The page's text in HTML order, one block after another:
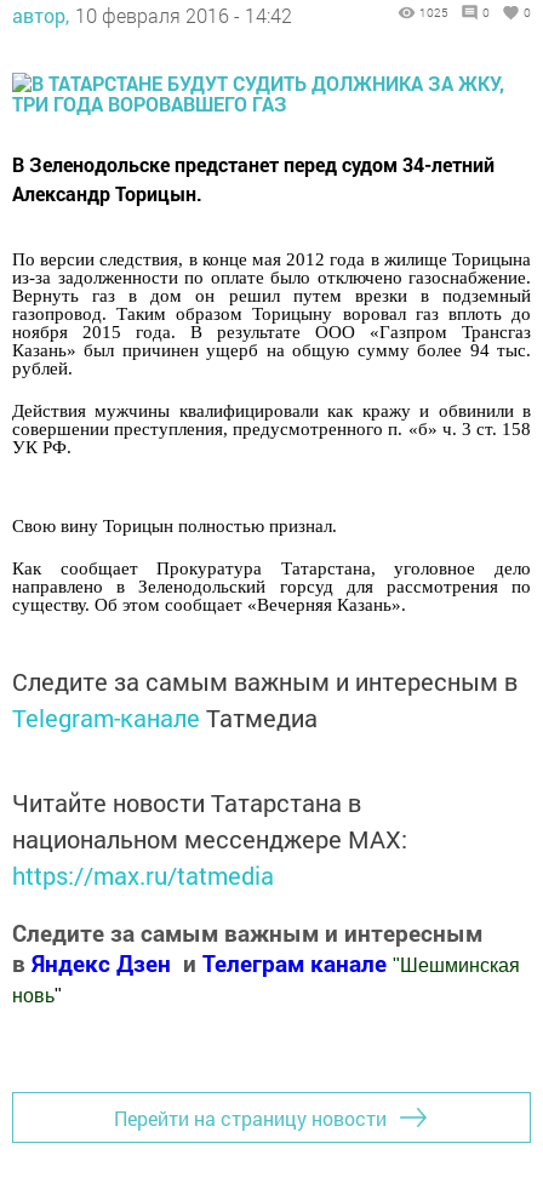
автор, 10 февраля 2016 - 14:42 1025 0 0
В Зеленодольске предстанет перед судом 34-летний
Александр Торицын.
По версии следствия, в конце мая 2012 года в жилище Торицына
из-за задолженности по оплате было отключено газоснабжение.
Вернуть газ в дом он решил путем врезки в подземный
газопровод. Таким образом Торицыну воровал газ вплоть до
ноября 2015 года. В результате ООО «Газпром Трансгаз
Казань» был причинен ущерб на общую сумму более 94 тыс.
рублей.
Действия мужчины квалифицировали как кражу и обвинили в
совершении преступления, предусмотренного п. «б» ч. 3 ст. 158
УК РФ.
Свою вину Торицын полностью признал.
Как сообщает Прокуратура Татарстана, уголовное дело
направлено в Зеленодольский горсуд для рассмотрения по
существу. Об этом сообщает «Вечерняя Казань».
Следите за самым важным и интересным в
Telegram-канале Татмедиа
Читайте новости Татарстана в
национальном мессенджере MАХ:
https://max.ru/tatmedia
Следите за самым важным и интересным
в Яндекс Дзен и Телеграм канале " Шешминская
новь"
Перейти на страницу новости